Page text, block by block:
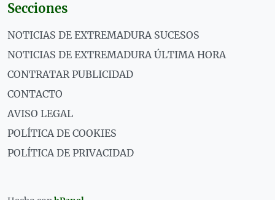
Secciones
NOTICIAS DE EXTREMADURA SUCESOS
NOTICIAS DE EXTREMADURA ÚLTIMA HORA
CONTRATAR PUBLICIDAD
CONTACTO
AVISO LEGAL
POLÍTICA DE COOKIES
POLÍTICA DE PRIVACIDAD